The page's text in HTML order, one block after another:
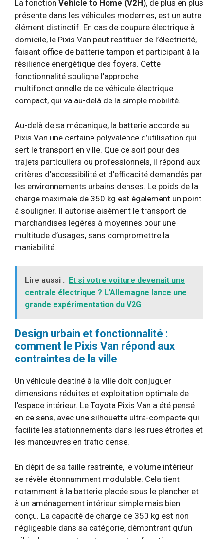
La fonction Vehicle to Home (V2H), de plus en plus
présente dans les véhicules modernes, est un autre
élément distinctif. En cas de coupure électrique à
domicile, le Pixis Van peut restituer de l’électricité,
faisant office de batterie tampon et participant à la
résilience énergétique des foyers. Cette
fonctionnalité souligne l’approche
multifonctionnelle de ce véhicule électrique
compact, qui va au-delà de la simple mobilité.
Au-delà de sa mécanique, la batterie accorde au
Pixis Van une certaine polyvalence d’utilisation qui
sert le transport en ville. Que ce soit pour des
trajets particuliers ou professionnels, il répond aux
critères d’accessibilité et d’efficacité demandés par
les environnements urbains denses. Le poids de la
charge maximale de 350 kg est également un point
à souligner. Il autorise aisément le transport de
marchandises légères à moyennes pour une
multitude d’usages, sans compromettre la
maniabilité.
Lire aussi : Et si votre voiture devenait une
centrale électrique ? L'Allemagne lance une
grande expérimentation du V2G
Design urbain et fonctionnalité :
comment le Pixis Van répond aux
contraintes de la ville
Un véhicule destiné à la ville doit conjuguer
dimensions réduites et exploitation optimale de
l’espace intérieur. Le Toyota Pixis Van a été pensé
en ce sens, avec une silhouette ultra-compacte qui
facilite les stationnements dans les rues étroites et
les manœuvres en trafic dense.
En dépit de sa taille restreinte, le volume intérieur
se révèle étonnamment modulable. Cela tient
notamment à la batterie placée sous le plancher et
à un aménagement intérieur simple mais bien
conçu. La capacité de charge de 350 kg est non
négligeable dans sa catégorie, démontrant qu’un